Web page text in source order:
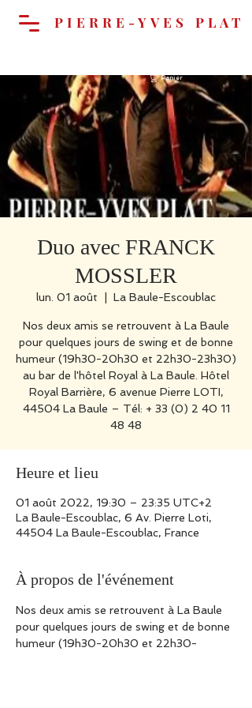
Panier
PIERRE-YVES PLAT
Duo avec FRANCK
MOSSLER
lun. 01 août La Baule-Escoublac
Nos deux amis se retrouvent à La Baule
pour quelques jours de swing et de bonne
humeur (19h30-20h30 et 22h30-23h30)
au bar de l'hôtel Royal à La Baule. Hôtel
Royal Barrière, 6 avenue Pierre LOTI,
44504 La Baule – Tél: + 33 (0) 2 40 11
48 48
Heure et lieu
01 août 2022, 19:30 – 23:35 UTC+2
La Baule-Escoublac, 6 Av. Pierre Loti,
44504 La Baule-Escoublac, France
À propos de l'événement
Nos deux amis se retrouvent à La Baule
pour quelques jours de swing et de bonne
humeur (19h30-20h30 et 22h30-